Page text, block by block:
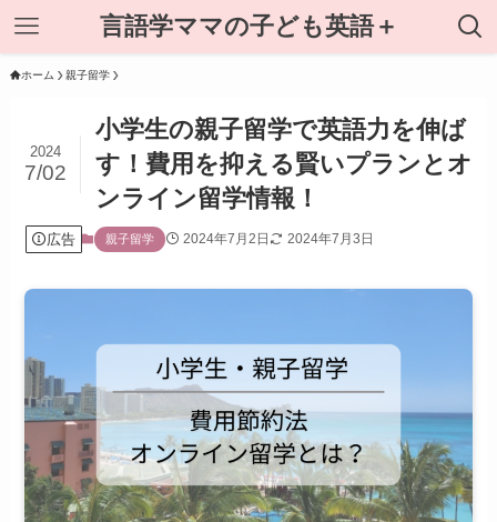
言語学ママの子ども英語＋
ホーム 親子留学
小学生の親子留学で英語力を伸ば
す！費用を抑える賢いプランとオ
ンライン留学情報！
2024
7/02
広告 親子留学 2024年7月2日 2024年7月3日